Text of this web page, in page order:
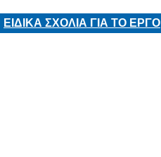
ΕΙΔΙΚΑ ΣΧΟΛΙΑ ΓΙΑ ΤΟ ΕΡΓΟ